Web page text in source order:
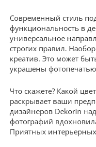
Современный стиль
функциональность в
универсальное
строгих правил.
креатив. Это может
украшены
Что скажете? Какой
раскрывает ваши
дизайнеров Dekorin
фотографий
Приятных